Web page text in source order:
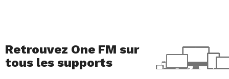
Retrouvez One FM sur
tous les supports